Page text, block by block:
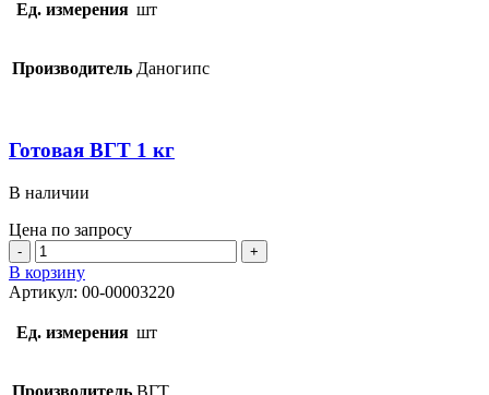
Ед. измерения шт
Производитель Даногипс
Готовая ВГТ 1 кг
В наличии
Цена по запросу
Количество
товара
Готовая
ВГТ
1
кг
В корзину
Артикул: 00-00003220
Ед. измерения шт